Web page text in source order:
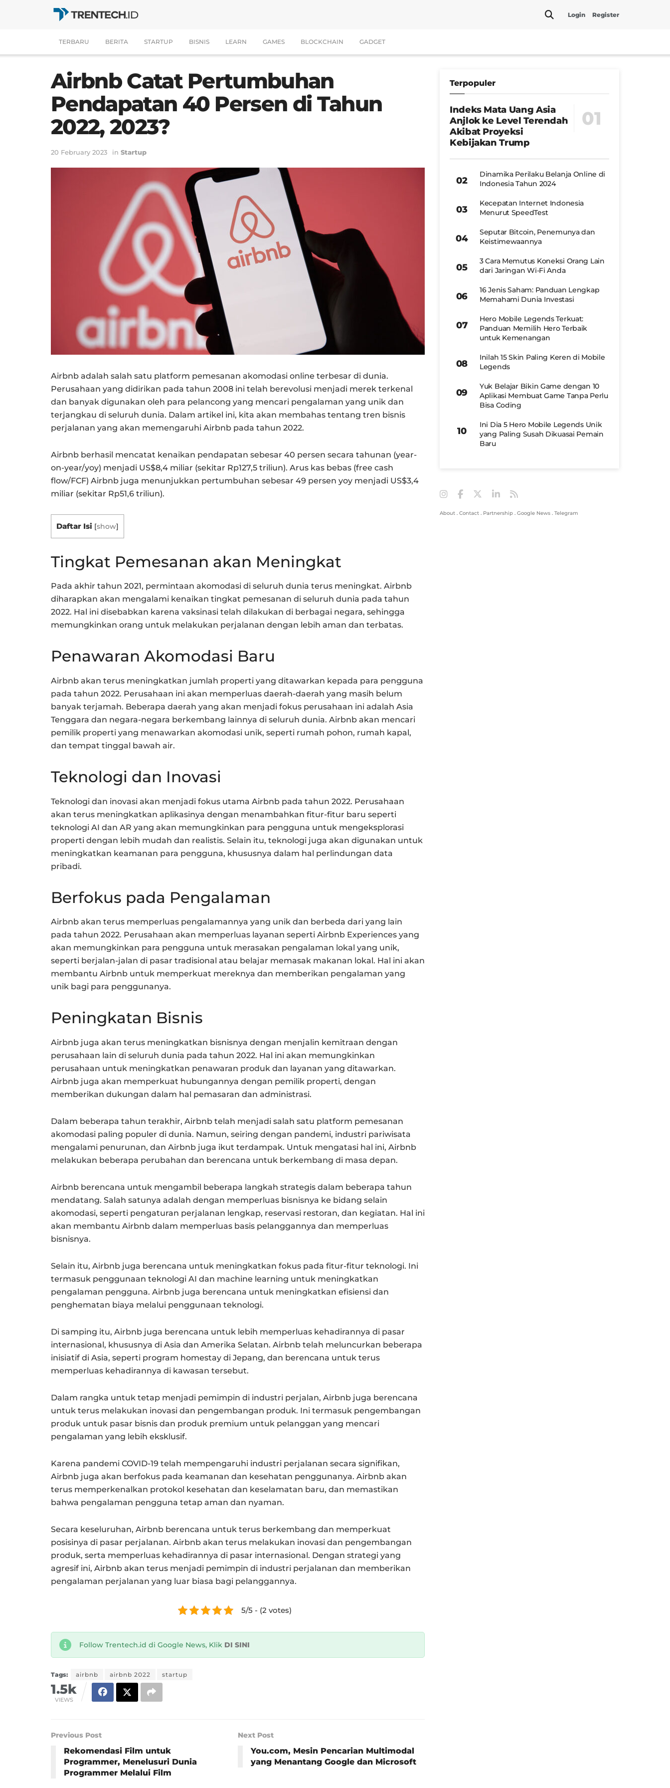
Login Register
TERBARU BERITA STARTUP BISNIS LEARN GAMES BLOCKCHAIN GADGET
Airbnb Catat Pertumbuhan
Pendapatan 40 Persen di Tahun
2022, 2023?
20 February 2023 in Startup
Airbnb adalah salah satu platform pemesanan akomodasi online terbesar di dunia.
Perusahaan yang didirikan pada tahun 2008 ini telah berevolusi menjadi merek terkenal
dan banyak digunakan oleh para pelancong yang mencari pengalaman yang unik dan
terjangkau di seluruh dunia. Dalam artikel ini, kita akan membahas tentang tren bisnis
perjalanan yang akan memengaruhi Airbnb pada tahun 2022.
Airbnb berhasil mencatat kenaikan pendapatan sebesar 40 persen secara tahunan (year-
on-year/yoy) menjadi US$8,4 miliar (sekitar Rp127,5 triliun). Arus kas bebas (free cash
flow/FCF) Airbnb juga menunjukkan pertumbuhan sebesar 49 persen yoy menjadi US$3,4
miliar (sekitar Rp51,6 triliun).
Daftar Isi [show]
Tingkat Pemesanan akan Meningkat
Pada akhir tahun 2021, permintaan akomodasi di seluruh dunia terus meningkat. Airbnb
diharapkan akan mengalami kenaikan tingkat pemesanan di seluruh dunia pada tahun
2022. Hal ini disebabkan karena vaksinasi telah dilakukan di berbagai negara, sehingga
memungkinkan orang untuk melakukan perjalanan dengan lebih aman dan terbatas.
Penawaran Akomodasi Baru
Airbnb akan terus meningkatkan jumlah properti yang ditawarkan kepada para pengguna
pada tahun 2022. Perusahaan ini akan memperluas daerah-daerah yang masih belum
banyak terjamah. Beberapa daerah yang akan menjadi fokus perusahaan ini adalah Asia
Tenggara dan negara-negara berkembang lainnya di seluruh dunia. Airbnb akan mencari
pemilik properti yang menawarkan akomodasi unik, seperti rumah pohon, rumah kapal,
dan tempat tinggal bawah air.
Teknologi dan Inovasi
Teknologi dan inovasi akan menjadi fokus utama Airbnb pada tahun 2022. Perusahaan
akan terus meningkatkan aplikasinya dengan menambahkan fitur-fitur baru seperti
teknologi AI dan AR yang akan memungkinkan para pengguna untuk mengeksplorasi
properti dengan lebih mudah dan realistis. Selain itu, teknologi juga akan digunakan untuk
meningkatkan keamanan para pengguna, khususnya dalam hal perlindungan data
pribadi.
Berfokus pada Pengalaman
Airbnb akan terus memperluas pengalamannya yang unik dan berbeda dari yang lain
pada tahun 2022. Perusahaan akan memperluas layanan seperti Airbnb Experiences yang
akan memungkinkan para pengguna untuk merasakan pengalaman lokal yang unik,
seperti berjalan-jalan di pasar tradisional atau belajar memasak makanan lokal. Hal ini akan
membantu Airbnb untuk memperkuat mereknya dan memberikan pengalaman yang
unik bagi para penggunanya.
Peningkatan Bisnis
Airbnb juga akan terus meningkatkan bisnisnya dengan menjalin kemitraan dengan
perusahaan lain di seluruh dunia pada tahun 2022. Hal ini akan memungkinkan
perusahaan untuk meningkatkan penawaran produk dan layanan yang ditawarkan.
Airbnb juga akan memperkuat hubungannya dengan pemilik properti, dengan
memberikan dukungan dalam hal pemasaran dan administrasi.
Dalam beberapa tahun terakhir, Airbnb telah menjadi salah satu platform pemesanan
akomodasi paling populer di dunia. Namun, seiring dengan pandemi, industri pariwisata
mengalami penurunan, dan Airbnb juga ikut terdampak. Untuk mengatasi hal ini, Airbnb
melakukan beberapa perubahan dan berencana untuk berkembang di masa depan.
Airbnb berencana untuk mengambil beberapa langkah strategis dalam beberapa tahun
mendatang. Salah satunya adalah dengan memperluas bisnisnya ke bidang selain
akomodasi, seperti pengaturan perjalanan lengkap, reservasi restoran, dan kegiatan. Hal ini
akan membantu Airbnb dalam memperluas basis pelanggannya dan memperluas
bisnisnya.
Selain itu, Airbnb juga berencana untuk meningkatkan fokus pada fitur-fitur teknologi. Ini
termasuk penggunaan teknologi AI dan machine learning untuk meningkatkan
pengalaman pengguna. Airbnb juga berencana untuk meningkatkan efisiensi dan
penghematan biaya melalui penggunaan teknologi.
Di samping itu, Airbnb juga berencana untuk lebih memperluas kehadirannya di pasar
internasional, khususnya di Asia dan Amerika Selatan. Airbnb telah meluncurkan beberapa
inisiatif di Asia, seperti program homestay di Jepang, dan berencana untuk terus
memperluas kehadirannya di kawasan tersebut.
Dalam rangka untuk tetap menjadi pemimpin di industri perjalan, Airbnb juga berencana
untuk terus melakukan inovasi dan pengembangan produk. Ini termasuk pengembangan
produk untuk pasar bisnis dan produk premium untuk pelanggan yang mencari
pengalaman yang lebih eksklusif.
Karena pandemi COVID-19 telah mempengaruhi industri perjalanan secara signifikan,
Airbnb juga akan berfokus pada keamanan dan kesehatan penggunanya. Airbnb akan
terus memperkenalkan protokol kesehatan dan keselamatan baru, dan memastikan
bahwa pengalaman pengguna tetap aman dan nyaman.
Secara keseluruhan, Airbnb berencana untuk terus berkembang dan memperkuat
posisinya di pasar perjalanan. Airbnb akan terus melakukan inovasi dan pengembangan
produk, serta memperluas kehadirannya di pasar internasional. Dengan strategi yang
agresif ini, Airbnb akan terus menjadi pemimpin di industri perjalanan dan memberikan
pengalaman perjalanan yang luar biasa bagi pelanggannya.
5/5 - (2 votes)
Follow Trentech.id di Google News, Klik DI SINI
Tags: airbnb airbnb 2022 startup
1.5k
VIEWS
Previous Post
Rekomendasi Film untuk
Programmer, Menelusuri Dunia
Programmer Melalui Film
Next Post
You.com, Mesin Pencarian Multimodal
yang Menantang Google dan Microsoft
Terpopuler
Indeks Mata Uang Asia
Anjlok ke Level Terendah
Akibat Proyeksi
Kebijakan Trump
Dinamika Perilaku Belanja Online di
Indonesia Tahun 2024
Kecepatan Internet Indonesia
Menurut SpeedTest
Seputar Bitcoin, Penemunya dan
Keistimewaannya
3 Cara Memutus Koneksi Orang Lain
dari Jaringan Wi-Fi Anda
16 Jenis Saham: Panduan Lengkap
Memahami Dunia Investasi
Hero Mobile Legends Terkuat:
Panduan Memilih Hero Terbaik
untuk Kemenangan
Inilah 15 Skin Paling Keren di Mobile
Legends
Yuk Belajar Bikin Game dengan 10
Aplikasi Membuat Game Tanpa Perlu
Bisa Coding
Ini Dia 5 Hero Mobile Legends Unik
yang Paling Susah Dikuasai Pemain
Baru
About . Contact . Partnership . Google News . Telegram